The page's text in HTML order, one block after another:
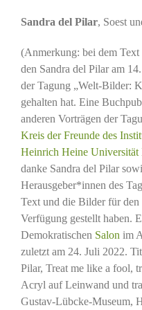
Sandra del Pilar, Soest
(Anmerkung: bei dem Text
den Sandra del Pilar am
der Tagung „Welt-Bilder:
gehalten hat. Eine
anderen Vorträgen der
Kreis der Freunde des
Heinrich Heine Universität
danke Sandra del Pilar
Herausgeber*innen des
Text und die Bilder für
Verfügung gestellt haben.
Demokratischen Salonim
zuletzt am 24. Juli 2022.
Pilar, Treat me like a fool,
Acryl auf Leinwand und
Gustav-Lübcke-Museum,